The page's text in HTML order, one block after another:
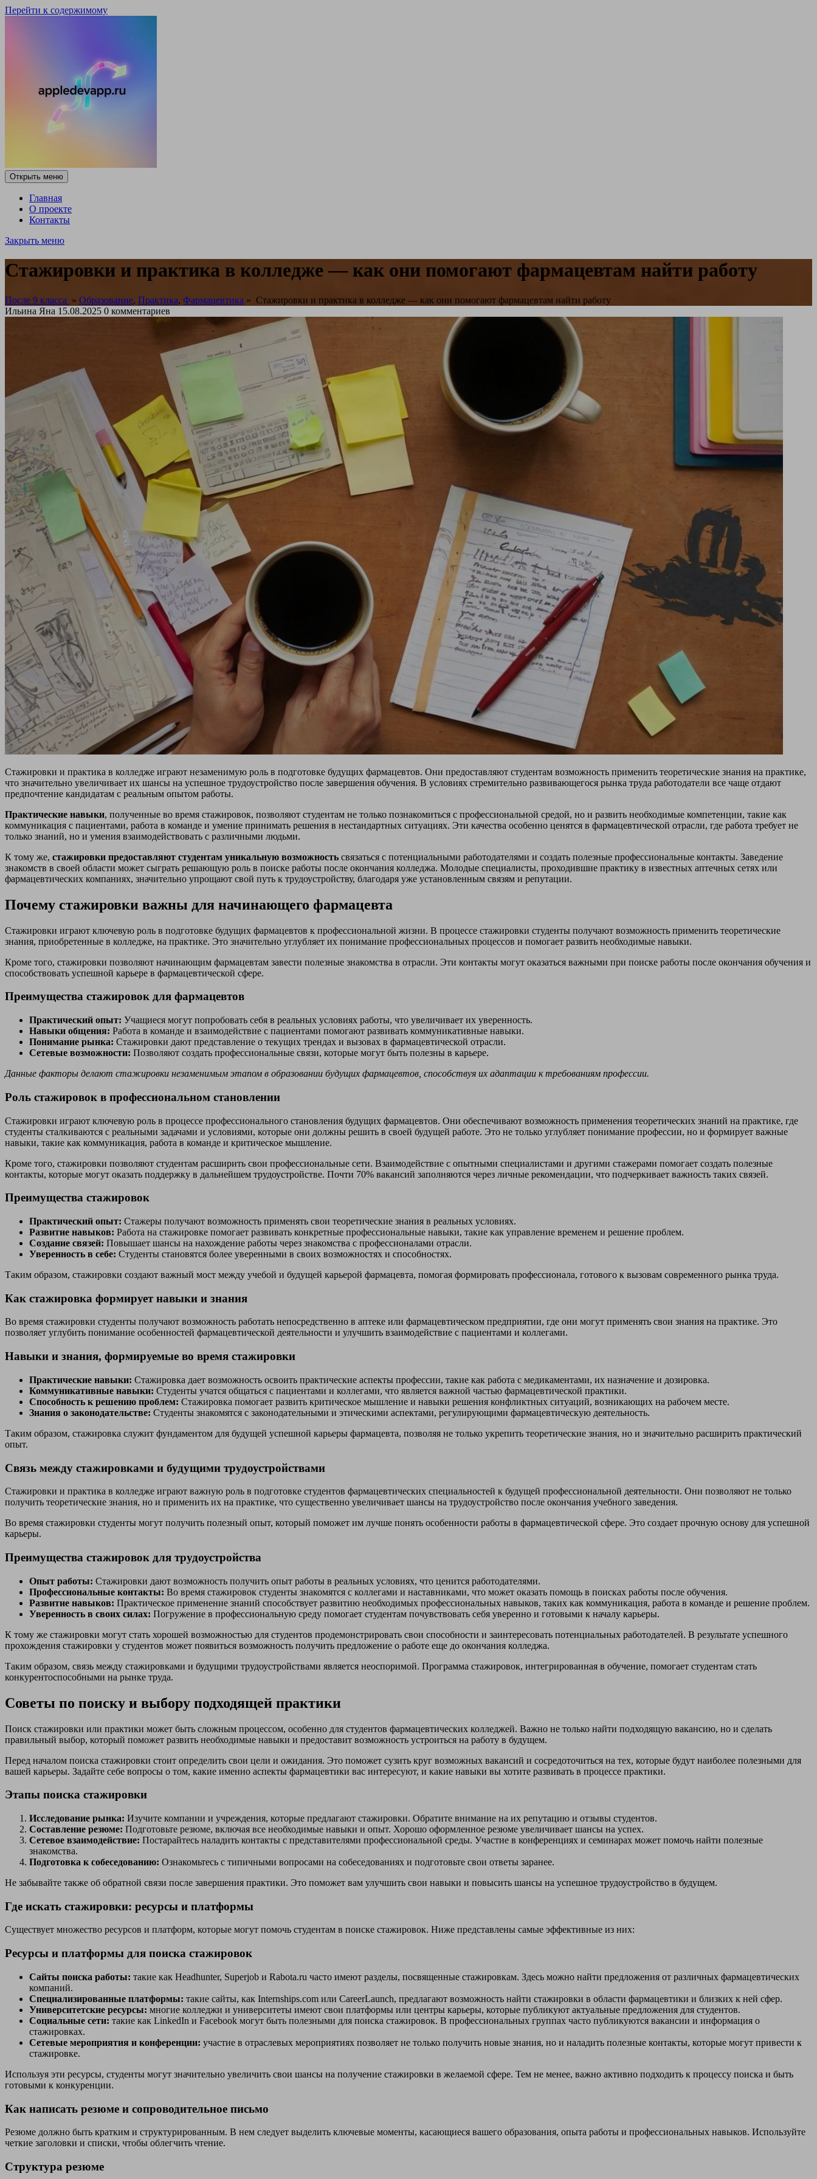
Перейти к содержимому
Открыть меню
Главная
О проекте
Контакты
Закрыть меню
Стажировки и практика в колледже — как они помогают фармацевтам найти работу
После 9 класса » Образование, Практика, Фармацевтика » Стажировки и практика в колледже — как они помогают фармацевтам найти работу
Ильина Яна 15.08.2025 0 комментариев
Стажировки и практика в колледже играют незаменимую роль в подготовке будущих фармацевтов. Они предоставляют студентам возможность применить теоретические знания на практике,
что значительно увеличивает их шансы на успешное трудоустройство после завершения обучения. В условиях стремительно развивающегося рынка труда работодатели все чаще отдают
предпочтение кандидатам с реальным опытом работы.
Практические навыки, полученные во время стажировок, позволяют студентам не только познакомиться с профессиональной средой, но и развить необходимые компетенции, такие как
коммуникация с пациентами, работа в команде и умение принимать решения в нестандартных ситуациях. Эти качества особенно ценятся в фармацевтической отрасли, где работа требует не
только знаний, но и умения взаимодействовать с различными людьми.
К тому же, стажировки предоставляют студентам уникальную возможность связаться с потенциальными работодателями и создать полезные профессиональные контакты. Заведение
знакомств в своей области может сыграть решающую роль в поиске работы после окончания колледжа. Молодые специалисты, проходившие практику в известных аптечных сетях или
фармацевтических компаниях, значительно упрощают свой путь к трудоустройству, благодаря уже установленным связям и репутации.
Почему стажировки важны для начинающего фармацевта
Стажировки играют ключевую роль в подготовке будущих фармацевтов к профессиональной жизни. В процессе стажировки студенты получают возможность применить теоретические
знания, приобретенные в колледже, на практике. Это значительно углубляет их понимание профессиональных процессов и помогает развить необходимые навыки.
Кроме того, стажировки позволяют начинающим фармацевтам завести полезные знакомства в отрасли. Эти контакты могут оказаться важными при поиске работы после окончания обучения и
способствовать успешной карьере в фармацевтической сфере.
Преимущества стажировок для фармацевтов
Практический опыт: Учащиеся могут попробовать себя в реальных условиях работы, что увеличивает их уверенность.
Навыки общения: Работа в команде и взаимодействие с пациентами помогают развивать коммуникативные навыки.
Понимание рынка: Стажировки дают представление о текущих трендах и вызовах в фармацевтической отрасли.
Сетевые возможности: Позволяют создать профессиональные связи, которые могут быть полезны в карьере.
Данные факторы делают стажировки незаменимым этапом в образовании будущих фармацевтов, способствуя их адаптации к требованиям профессии.
Роль стажировок в профессиональном становлении
Стажировки играют ключевую роль в процессе профессионального становления будущих фармацевтов. Они обеспечивают возможность применения теоретических знаний на практике, где
студенты сталкиваются с реальными задачами и условиями, которые они должны решить в своей будущей работе. Это не только углубляет понимание профессии, но и формирует важные
навыки, такие как коммуникация, работа в команде и критическое мышление.
Кроме того, стажировки позволяют студентам расширить свои профессиональные сети. Взаимодействие с опытными специалистами и другими стажерами помогает создать полезные
контакты, которые могут оказать поддержку в дальнейшем трудоустройстве. Почти 70% вакансий заполняются через личные рекомендации, что подчеркивает важность таких связей.
Преимущества стажировок
Практический опыт: Стажеры получают возможность применять свои теоретические знания в реальных условиях.
Развитие навыков: Работа на стажировке помогает развивать конкретные профессиональные навыки, такие как управление временем и решение проблем.
Создание связей: Повышает шансы на нахождение работы через знакомства с профессионалами отрасли.
Уверенность в себе: Студенты становятся более уверенными в своих возможностях и способностях.
Таким образом, стажировки создают важный мост между учебой и будущей карьерой фармацевта, помогая формировать профессионала, готового к вызовам современного рынка труда.
Как стажировка формирует навыки и знания
Во время стажировки студенты получают возможность работать непосредственно в аптеке или фармацевтическом предприятии, где они могут применять свои знания на практике. Это
позволяет углубить понимание особенностей фармацевтической деятельности и улучшить взаимодействие с пациентами и коллегами.
Навыки и знания, формируемые во время стажировки
Практические навыки: Стажировка дает возможность освоить практические аспекты профессии, такие как работа с медикаментами, их назначение и дозировка.
Коммуникативные навыки: Студенты учатся общаться с пациентами и коллегами, что является важной частью фармацевтической практики.
Способность к решению проблем: Стажировка помогает развить критическое мышление и навыки решения конфликтных ситуаций, возникающих на рабочем месте.
Знания о законодательстве: Студенты знакомятся с законодательными и этическими аспектами, регулирующими фармацевтическую деятельность.
Таким образом, стажировка служит фундаментом для будущей успешной карьеры фармацевта, позволяя не только укрепить теоретические знания, но и значительно расширить практический
опыт.
Связь между стажировками и будущими трудоустройствами
Стажировки и практика в колледже играют важную роль в подготовке студентов фармацевтических специальностей к будущей профессиональной деятельности. Они позволяют не только
получить теоретические знания, но и применить их на практике, что существенно увеличивает шансы на трудоустройство после окончания учебного заведения.
Во время стажировки студенты могут получить полезный опыт, который поможет им лучше понять особенности работы в фармацевтической сфере. Это создает прочную основу для успешной
карьеры.
Преимущества стажировок для трудоустройства
Опыт работы: Стажировки дают возможность получить опыт работы в реальных условиях, что ценится работодателями.
Профессиональные контакты: Во время стажировок студенты знакомятся с коллегами и наставниками, что может оказать помощь в поисках работы после обучения.
Развитие навыков: Практическое применение знаний способствует развитию необходимых профессиональных навыков, таких как коммуникация, работа в команде и решение проблем.
Уверенность в своих силах: Погружение в профессиональную среду помогает студентам почувствовать себя уверенно и готовыми к началу карьеры.
К тому же стажировки могут стать хорошей возможностью для студентов продемонстрировать свои способности и заинтересовать потенциальных работодателей. В результате успешного
прохождения стажировки у студентов может появиться возможность получить предложение о работе еще до окончания колледжа.
Таким образом, связь между стажировками и будущими трудоустройствами является неоспоримой. Программа стажировок, интегрированная в обучение, помогает студентам стать
конкурентоспособными на рынке труда.
Советы по поиску и выбору подходящей практики
Поиск стажировки или практики может быть сложным процессом, особенно для студентов фармацевтических колледжей. Важно не только найти подходящую вакансию, но и сделать
правильный выбор, который поможет развить необходимые навыки и предоставит возможность устроиться на работу в будущем.
Перед началом поиска стажировки стоит определить свои цели и ожидания. Это поможет сузить круг возможных вакансий и сосредоточиться на тех, которые будут наиболее полезными для
вашей карьеры. Задайте себе вопросы о том, какие именно аспекты фармацевтики вас интересуют, и какие навыки вы хотите развивать в процессе практики.
Этапы поиска стажировки
Исследование рынка: Изучите компании и учреждения, которые предлагают стажировки. Обратите внимание на их репутацию и отзывы студентов.
Составление резюме: Подготовьте резюме, включая все необходимые навыки и опыт. Хорошо оформленное резюме увеличивает шансы на успех.
Сетевое взаимодействие: Постарайтесь наладить контакты с представителями профессиональной среды. Участие в конференциях и семинарах может помочь найти полезные
знакомства.
Подготовка к собеседованию: Ознакомьтесь с типичными вопросами на собеседованиях и подготовьте свои ответы заранее.
Не забывайте также об обратной связи после завершения практики. Это поможет вам улучшить свои навыки и повысить шансы на успешное трудоустройство в будущем.
Где искать стажировки: ресурсы и платформы
Существует множество ресурсов и платформ, которые могут помочь студентам в поиске стажировок. Ниже представлены самые эффективные из них:
Ресурсы и платформы для поиска стажировок
Сайты поиска работы: такие как Headhunter, Superjob и Rabota.ru часто имеют разделы, посвященные стажировкам. Здесь можно найти предложения от различных фармацевтических
компаний.
Специализированные платформы: такие сайты, как Internships.com или CareerLaunch, предлагают возможность найти стажировки в области фармацевтики и близких к ней сфер.
Университетские ресурсы: многие колледжи и университеты имеют свои платформы или центры карьеры, которые публикуют актуальные предложения для студентов.
Социальные сети: такие как LinkedIn и Facebook могут быть полезными для поиска стажировок. В профессиональных группах часто публикуются вакансии и информация о
стажировках.
Сетевые мероприятия и конференции: участие в отраслевых мероприятиях позволяет не только получить новые знания, но и наладить полезные контакты, которые могут привести к
стажировке.
Используя эти ресурсы, студенты могут значительно увеличить свои шансы на получение стажировки в желаемой сфере. Тем не менее, важно активно подходить к процессу поиска и быть
готовыми к конкуренции.
Как написать резюме и сопроводительное письмо
Резюме должно быть кратким и структурированным. В нем следует выделить ключевые моменты, касающиеся вашего образования, опыта работы и профессиональных навыков. Используйте
четкие заголовки и списки, чтобы облегчить чтение.
Структура резюме